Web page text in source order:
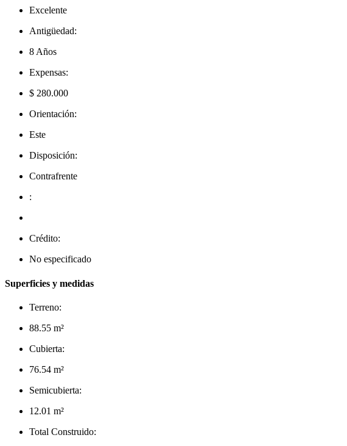
Excelente
Antigüedad:
8 Años
Expensas:
$ 280.000
Orientación:
Este
Disposición:
Contrafrente
:
Crédito:
No especificado
Superficies y medidas
Terreno:
88.55 m²
Cubierta:
76.54 m²
Semicubierta:
12.01 m²
Total Construido: